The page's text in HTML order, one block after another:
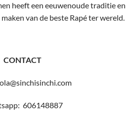
heeft een eeuwenoude traditie en
van de beste Rapé ter wereld.
CONTACT
606148887